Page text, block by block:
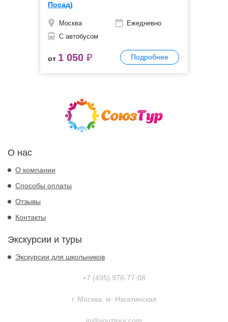
Посад)
Москва
Ежедневно
С автобусом
Подробнее
от 1 050 ₽
О нас
О компании
Способы оплаты
Отзывы
Контакты
Экскурсии и туры
Экскурсии для школьников
+7 (495) 978-77-08
г. Москва, м. Нагатинская